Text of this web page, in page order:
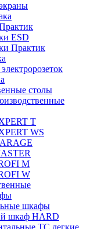
ESD
Практик
столы
T
WS
M
W
шкафы
шкаф HARD
ТС легкие